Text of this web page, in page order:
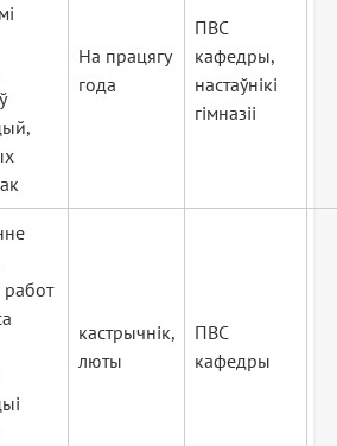
На працягу
года
ПВС
кафедры,
настаўнікі
гімназіі
кастрычнік,
люты
ПВС
кафедры